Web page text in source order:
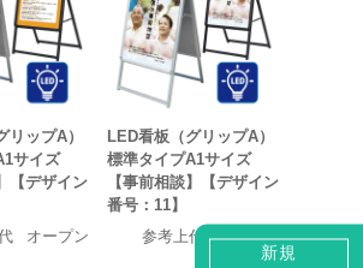
リップA）
サイズ
【デザイン
オープン
LED看板（グリップA）
標準タイプA1サイズ
【事前相談】【デザイン
番号：11】
参考上代
オープン
新規